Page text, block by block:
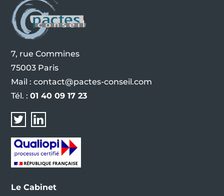
7, rue Commines
75003 Paris
Mail :contact@pactes-conseil.com
Tél. :01 40 09 17 23
Le Cabinet